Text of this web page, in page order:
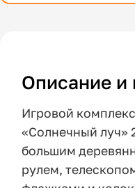
Описание и
Игровой
«Солнечный луч»
большим
рулем,